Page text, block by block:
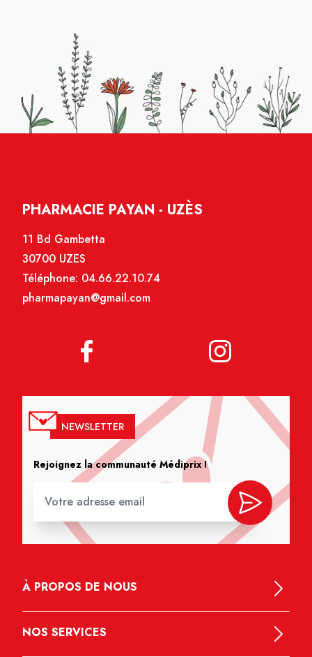
PHARMACIE PAYAN - UZÈS
11 Bd Gambetta
30700 UZES
Téléphone: 04.66.22.10.74
pharmapayan@gmail.com
NEWSLETTER
Rejoignez la communauté Médiprix !
À PROPOS DE NOUS
NOS SERVICES